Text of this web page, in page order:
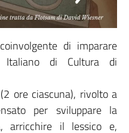
di imparare
Italiano di Cultura di
ore ciascuna), rivolto a
per sviluppare la
arricchire il lessico e,